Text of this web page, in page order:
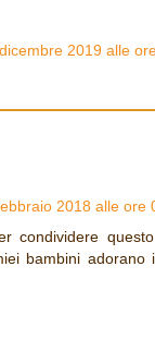
2019 alle
2018 alle ore
condividere
bambini adorano